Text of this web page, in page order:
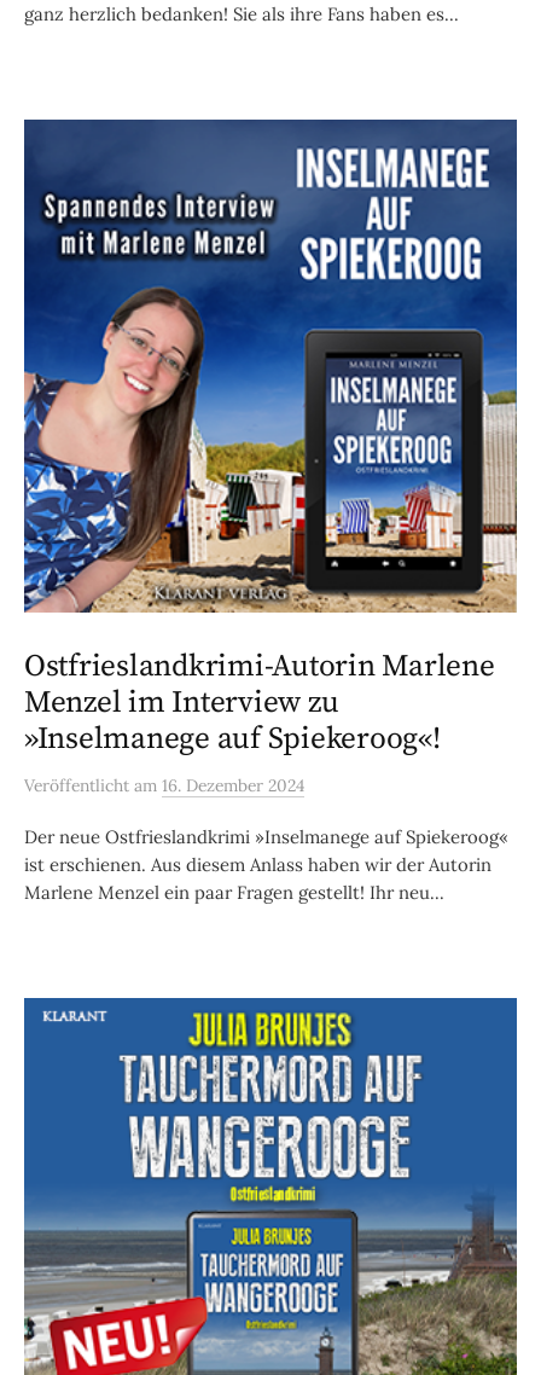
ganz herzlich bedanken! Sie als ihre Fans haben es...
Ostfrieslandkrimi-Autorin Marlene
Menzel im Interview zu
»Inselmanege auf Spiekeroog«!
Veröffentlicht am 16. Dezember 2024
Der neue Ostfrieslandkrimi »Inselmanege auf Spiekeroog«
ist erschienen. Aus diesem Anlass haben wir der Autorin
Marlene Menzel ein paar Fragen gestellt! Ihr neu...